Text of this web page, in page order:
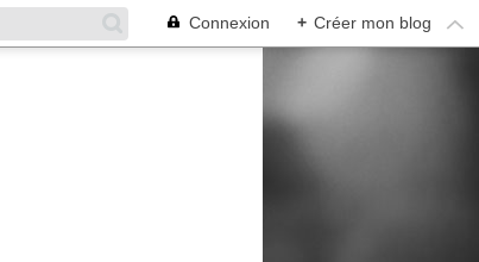
Connexion + Créer mon blog